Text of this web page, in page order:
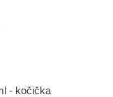
- kočička